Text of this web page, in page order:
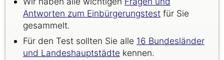
Antworten zum Einbürgerungstest für Sie
gesammelt.
Für den Test sollten Sie alle 16 Bundesländer
und Landeshauptstädte kennen.